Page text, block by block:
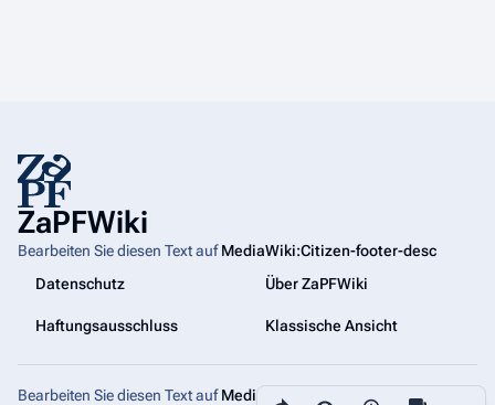
Diese Seite teilen
ZaPFWiki
Bearbeiten Sie diesen Text aufMediaWiki:Citizen-footer-desc
Datenschutz
Über ZaPFWiki
Haftungsausschluss Klassische Ansicht
Bearbeiten Sie diesen Text aufMediaWiki:Citizen-footer-tagline